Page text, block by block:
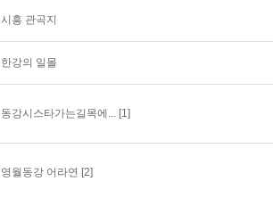
시흥 관곡지
한강의 일몰
동강시스타가는길목에... [1]
영월동강 어라연 [2]